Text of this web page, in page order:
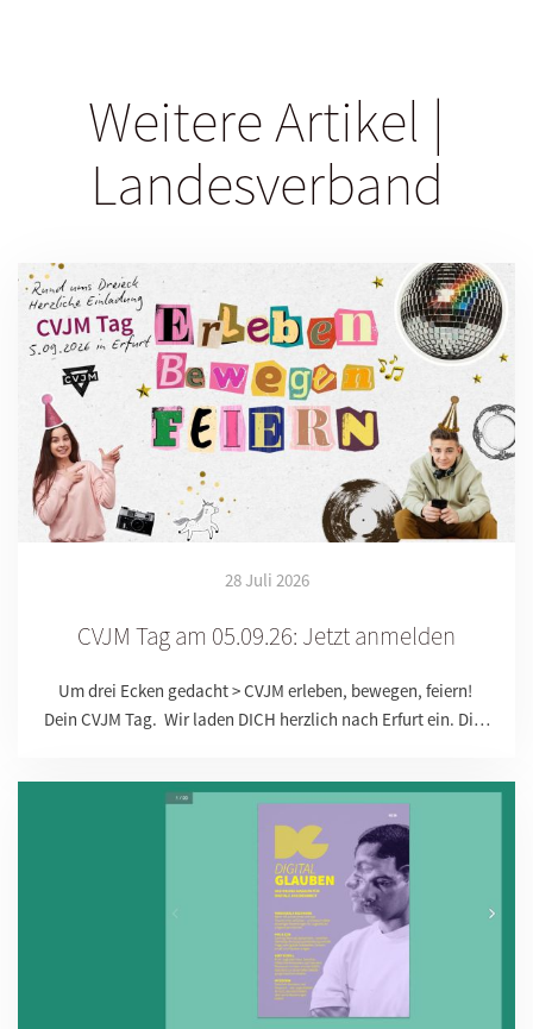
Weitere Artikel |
Landesverband
28 Juli 2026
CVJM Tag am 05.09.26: Jetzt anmelden
Um drei Ecken gedacht > CVJM erleben, bewegen, feiern!
Dein CVJM Tag. Wir laden DICH herzlich nach Erfurt ein. Di…